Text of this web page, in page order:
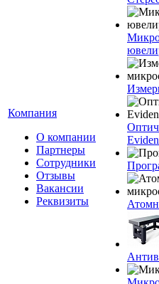
Компания
О компании
Партнеры
Сотрудники
Отзывы
Вакансии
Реквизиты